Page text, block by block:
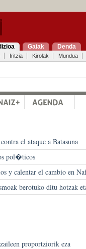
Gaiak Denda
Iritzia Kirolak Mundua
el ataque a Batasuna
pol�ticos
y calentar el cambio en
berotuko ditu hotzak
proportziorik eza